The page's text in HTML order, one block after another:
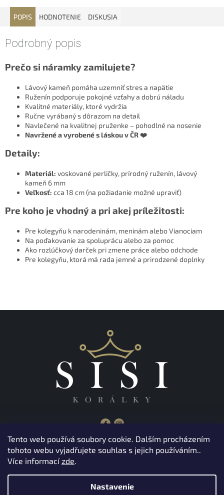
Tento web používá soubory cookie. Dalším procházením
tohoto webu vyjadřujete souhlas s jejich používáním..
Více informacízde.
Nastavenie
POPIS HODNOTENIE DISKUSIA
Podrobný popis
Prečo si náramky zamilujete?
Lávový kameň pomáha uzemniť stres a napätie
Ruženín podporuje pokojné vzťahy a dobrú náladu
Kvalitné materiály, ktoré vydržia
Ručne vyrábaný s dôrazom na detail
Navlečené na kvalitnej pruženke – pohodlné na nosenie
Navržené a vyrobené s láskou v ČR ❤️
Detaily:
Materiál: voskované perličky, prírodný ruženín, lávový
kameň 6 mm
Veľkosť: cca 18 cm (na požiadanie možné upraviť)
Pre koho je vhodný a pri akej príležitosti:
Pre kolegyňu k narodeninám, meninám alebo Vianociam
Na poďakovanie za spoluprácu alebo za pomoc
Ako rozlúčkový darček pri zmene práce alebo odchode
Pre kolegyňu, ktorá má rada jemné a prirodzené doplnky
Grafický návrh vytvořil a na Shoptet implementoval